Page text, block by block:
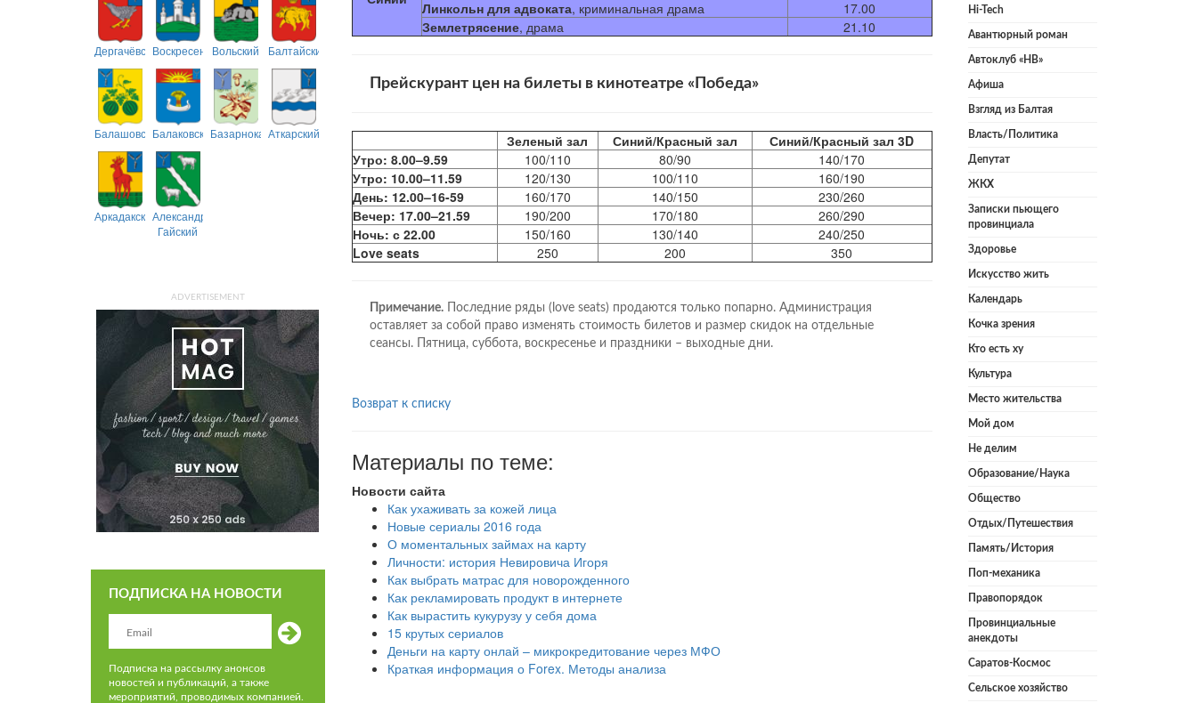
ДергачёвскийВоскресенскийВольский Балтайский
БалашовскийБалаковскийБазарнокарабулакский
Аткарский
АркадакскийАлександрово-
Гайский
ADVERTISEMENT
ПОДПИСКА НА НОВОСТИ
Подписка на рассылку анонсов
новостей и публикаций, а также
мероприятий, проводимых компанией.
Линкольн для адвоката, криминальная драма
17.00
Землетрясение, драма 21.10
Прейскурант цен на билеты в кинотеатре «Победа»
Зеленый зал Синий/Красный зал
Синий/Красный зал 3D
Утро: 8.00–9.59
100/110 80/90
140/170
Утро: 10.00–11.59
120/130 100/110
160/190
День: 12.00–16-59
160/170 140/150
230/260
Вечер: 17.00–21.59
190/200 170/180
260/290
Ночь: с 22.00
150/160 130/140
240/250
Love seats
250 200 350
Примечание.Последние ряды (love seats) продаются только попарно. Администрация
оставляет за собой право изменять стоимость билетов и размер скидок на отдельные
сеансы. Пятница, суббота, воскресенье и праздники – выходные дни.
Возврат к списку
Материалы по теме:
Новости сайта
Как ухаживать за кожей лица
Новые сериалы 2016 года
О моментальных займах на карту
Личности: история Невировича Игоря
Как выбрать матрас для новорожденного
Как рекламировать продукт в интернете
Как вырастить кукурузу у себя дома
15 крутых сериалов
Деньги на карту онлай – микрокредитование через МФО
Краткая информация о Forex. Методы анализа
Hi-Tech
Авантюрный роман
Автоклуб «НВ»
Афиша
Взгляд из Балтая
Власть/Политика
Депутат
ЖКХ
Записки пьющего
провинциала
Здоровье
Искусство жить
Календарь
Кочка зрения
Кто есть ху
Культура
Место жительства
Мой дом
Не делим
Образование/Наука
Общество
Отдых/Путешествия
Память/История
Поп-механика
Правопорядок
Провинциальные
анекдоты
Саратов-Космос
Сельское хозяйство